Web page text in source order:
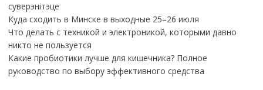
суверэнітэце
Куда сходить в Минске в выходные 25–26 июля
Что делать с техникой и электроникой, которыми давно
никто не пользуется
Какие пробиотики лучше для кишечника? Полное
руководство по выбору эффективного средства